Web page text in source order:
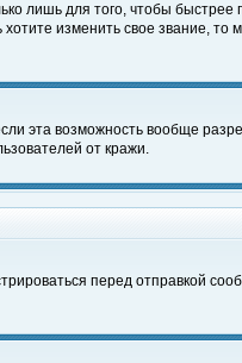
лишь для того, чтобы
изменить свое звание, то
эта возможность вообще
от кражи.
перед отправкой